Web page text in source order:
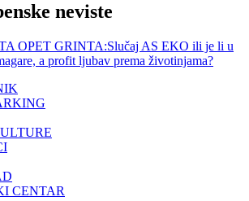
neviste
OPET GRINTA:Slučaj AS EKO ili je li u
a profit ljubav prema životinjama?
CENTAR